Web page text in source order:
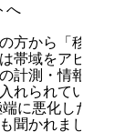
へ
方から「移動網
帯域をアピール
計測・情報提供
れられている。
端に悪化した
聞かれました。